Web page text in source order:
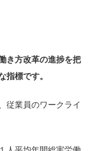
き方改革の進捗を把
指標です。
従業員のワークライ